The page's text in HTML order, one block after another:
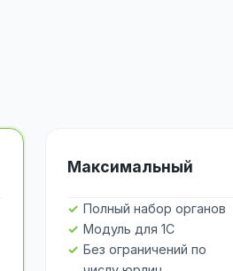
Максимальный
Полный набор органов
Модуль для 1С
Без ограничений по